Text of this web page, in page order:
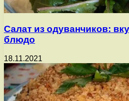
Салат из одуванчиков:
блюдо
18.11.2021